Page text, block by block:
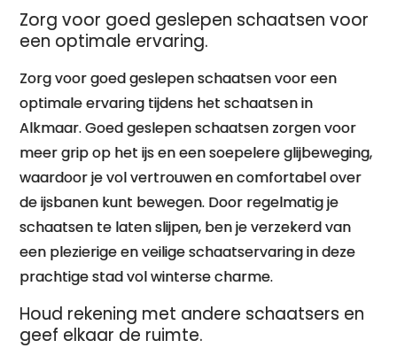
Zorg voor goed geslepen schaatsen voor
een optimale ervaring.
Zorg voor goed geslepen schaatsen voor een
optimale ervaring tijdens het schaatsen in
Alkmaar. Goed geslepen schaatsen zorgen voor
meer grip op het ijs en een soepelere glijbeweging,
waardoor je vol vertrouwen en comfortabel over
de ijsbanen kunt bewegen. Door regelmatig je
schaatsen te laten slijpen, ben je verzekerd van
een plezierige en veilige schaatservaring in deze
prachtige stad vol winterse charme.
Houd rekening met andere schaatsers en
geef elkaar de ruimte.